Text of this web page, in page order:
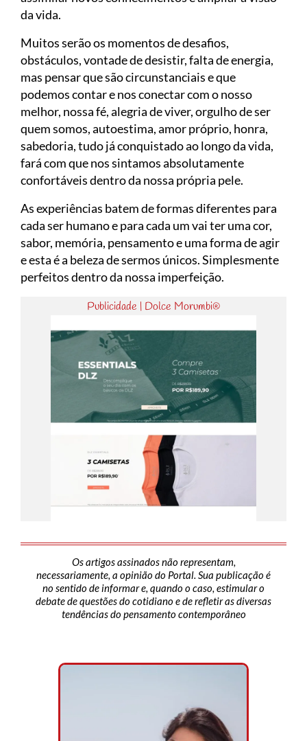
da vida.
Muitos serão os momentos de desafios,
obstáculos, vontade de desistir, falta de energia,
mas pensar que são circunstanciais e que
podemos contar e nos conectar com o nosso
melhor, nossa fé, alegria de viver, orgulho de ser
quem somos, autoestima, amor próprio, honra,
sabedoria, tudo já conquistado ao longo da vida,
fará com que nos sintamos absolutamente
confortáveis dentro da nossa própria pele.
As experiências batem de formas diferentes para
cada ser humano e para cada um vai ter uma cor,
sabor, memória, pensamento e uma forma de agir
e esta é a beleza de sermos únicos. Simplesmente
perfeitos dentro da nossa imperfeição.
Publicidade | Dolce Morumbi®
Os artigos assinados não representam,
necessariamente, a opinião do Portal. Sua publicação é
no sentido de informar e, quando o caso, estimular o
debate de questões do cotidiano e de refletir as diversas
tendências do pensamento contemporâneo